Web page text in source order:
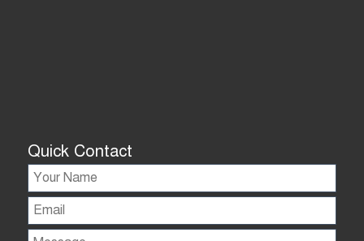
Quick Contact